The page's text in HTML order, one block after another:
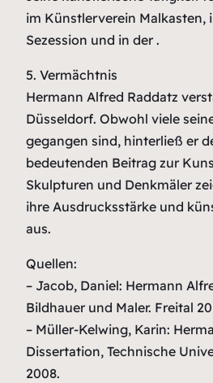
im Künstlerverein Malkasten,
Sezession und in der .
5. Vermächtnis
Hermann Alfred Raddatz
Düsseldorf. Obwohl viele
gegangen sind, hinterließ er
bedeutenden Beitrag zur
Skulpturen und Denkmäler
ihre Ausdrucksstärke und
aus.
Quellen:
– Jacob, Daniel: Hermann
Bildhauer und Maler. Freital
– Müller-Kelwing, Karin:
Dissertation, Technische
2008.